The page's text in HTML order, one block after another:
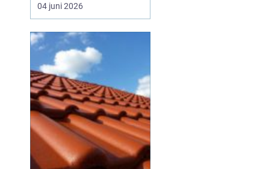
och salta havsvindar
samtidigt som
energipriserna rör sig
upp och ned. Fler
villaägare,
bostadsrättsföreningar
och företag ser dä...
04 juni 2026